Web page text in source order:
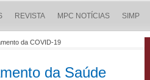
REVISTA MPC NOTÍCIAS SIMP
da COVID-19
da Saúde